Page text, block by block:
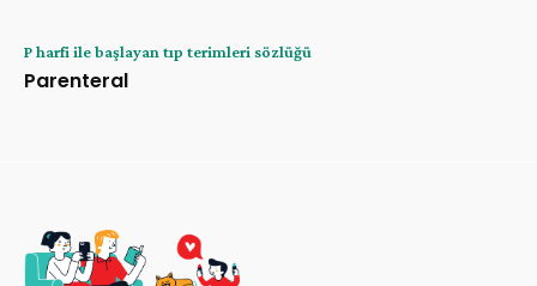
P harfi ile başlayan tıp terimleri sözlüğü
Parenteral